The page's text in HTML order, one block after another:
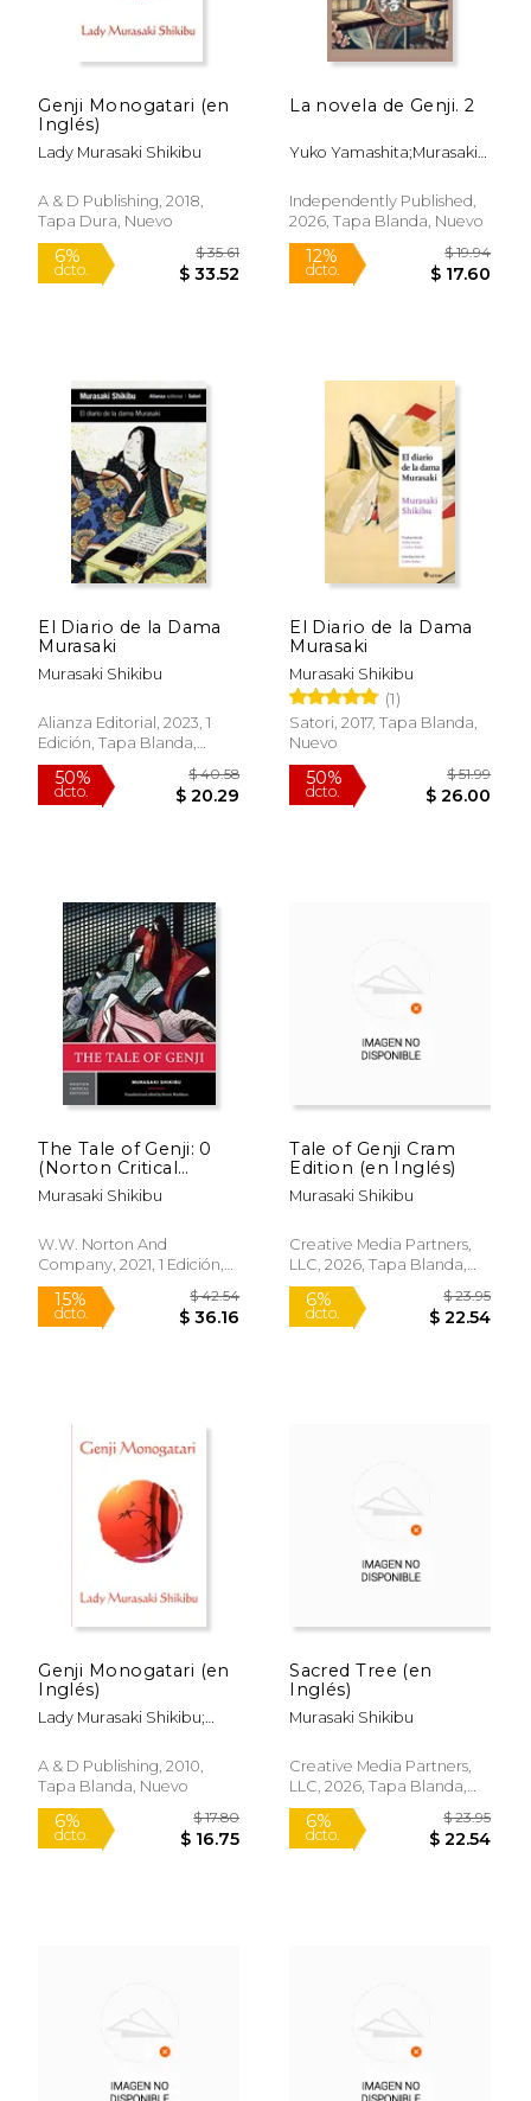
15%
dcto.
12%
dcto.
Genji Monogatari (en
Inglés)
Lady Murasaki Shikibu
A & D Publishing, 2018,
Tapa Dura, Nuevo
6%
dcto. $ 33.52
La novela de Genji. 2
Yuko Yamashita;Murasaki
Independently Published,
2026, Tapa Blanda, Nuevo
El Diario de la Dama
Murasaki
Murasaki Shikibu
Alianza Editorial, 2023, 1
Edición, Tapa Blanda,
Nuevo
dcto. $ 20.29
El Diario de la Dama
Murasaki
Murasaki Shikibu
(1)
Satori, 2017, Tapa Blanda,
Nuevo
50%
The Tale of Genji: 0
(Norton Critical
Editions) (en Inglés)
Murasaki Shikibu
W.W. Norton And
Company, 2021, 1 Edición,
Tapa Blanda, Nuevo
Tale of Genji Cram
Edition (en Inglés)
Murasaki Shikibu
Creative Media Partners,
LLC, 2026, Tapa Blanda,
Nuevo
Genji Monogatari (en
Inglés)
Lady Murasaki Shikibu;
A & D Publishing, 2010,
Tapa Blanda, Nuevo
Sacred Tree (en
Inglés)
Murasaki Shikibu
Creative Media Partners,
LLC, 2026, Tapa Blanda,
Nuevo